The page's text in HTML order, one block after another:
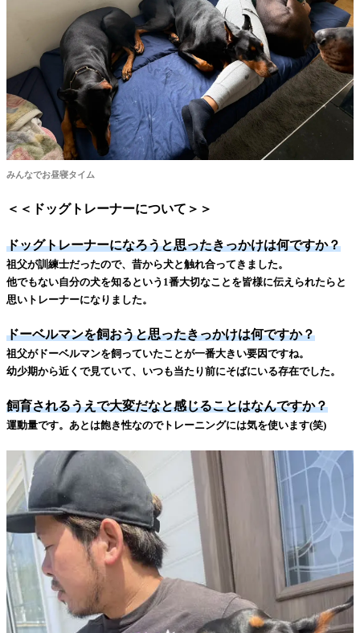
みんなでお昼寝タイム
＜＜ドッグトレーナーについて＞＞
ドッグトレーナーになろうと思ったきっかけは何ですか？
祖父が訓練士だったので、昔から犬と触れ合ってきました。
他でもない自分の犬を知るという1番大切なことを皆様に伝えられたらと
思いトレーナーになりました。
ドーベルマンを飼おうと思ったきっかけは何ですか？
祖父がドーベルマンを飼っていたことが一番大きい要因ですね。
幼少期から近くで見ていて、いつも当たり前にそばにいる存在でした。
飼育されるうえで大変だなと感じることはなんですか？
運動量です。あとは飽き性なのでトレーニングには気を使います(笑)